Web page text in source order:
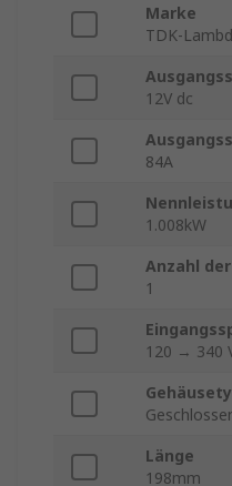
Marke
TDK-
12V dc
84A
1.008kW
Anzahl
1
120 → 340
Länge
198mm